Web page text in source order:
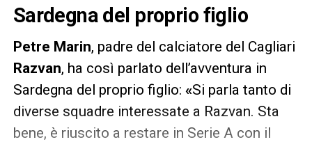
Sardegna del proprio figlio
Petre Marin, padre del calciatore del Cagliari
Razvan, ha così parlato dell’avventura in
Sardegna del proprio figlio: «Si parla tanto di
diverse squadre interessate a Razvan. Sta
bene, è riuscito a restare in Serie A con il